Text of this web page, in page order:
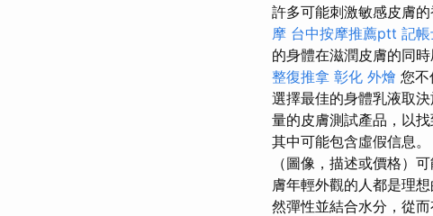
許多可能刺激敏感皮膚
摩 台中按摩推薦ptt 記
的身體在滋潤皮膚的同
整復推拿 彰化 外燴 您不
選擇最佳的身體乳液取
量的皮膚測試產品，以
其中可能包含虛假信息
（圖像，描述或價格）
膚年輕外觀的人都是理想
然彈性並結合水分，從